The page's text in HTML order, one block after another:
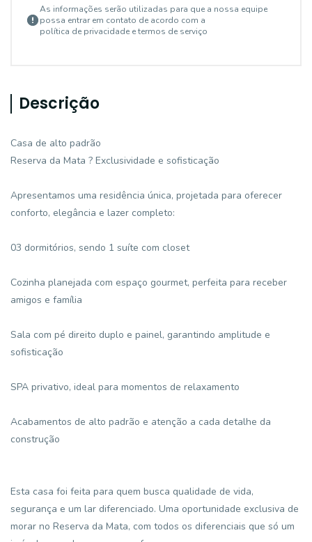
As informações serão utilizadas para que a nossa equipe
possa entrar em contato de acordo com a
política de privacidade e termos de serviço
Descrição
Casa de alto padrão
Reserva da Mata ? Exclusividade e sofisticação
Apresentamos uma residência única, projetada para oferecer
conforto, elegância e lazer completo:
03 dormitórios, sendo 1 suíte com closet
Cozinha planejada com espaço gourmet, perfeita para receber
amigos e família
Sala com pé direito duplo e painel, garantindo amplitude e
sofisticação
SPA privativo, ideal para momentos de relaxamento
Acabamentos de alto padrão e atenção a cada detalhe da
construção
Esta casa foi feita para quem busca qualidade de vida,
segurança e um lar diferenciado. Uma oportunidade exclusiva de
morar no Reserva da Mata, com todos os diferenciais que só um